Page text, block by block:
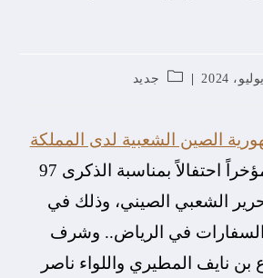
جديد
الصين الشعبية لدى المملكة
مؤخراً احتفالاً بمناسبة الذكرى 97
الشعبي الصيني، وذلك في
السفارات في الرياض.. وشرف
بن نايف المطيري واللواء ناصر